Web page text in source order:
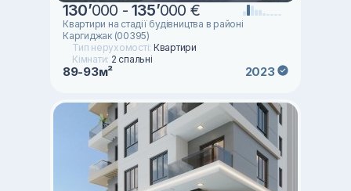
130’000 -135’000 €
Квартири на стадії будівництва в районі
Каргиджак (00395)
Тип нерухомості: Квартири
Кімнати: 2 спальні
89-93м² 2023